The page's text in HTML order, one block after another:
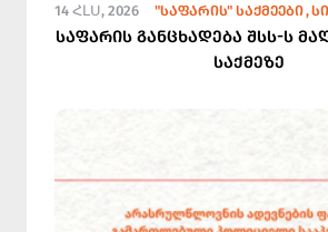
14 ՀԼՍ, 2026 "ᲡᲐᲤᲐᲠᲘᲡ" ᲡᲐᲥᲛᲔᲔᲑᲘ
საფარის განცხადება შსს-ს
საქმეზე